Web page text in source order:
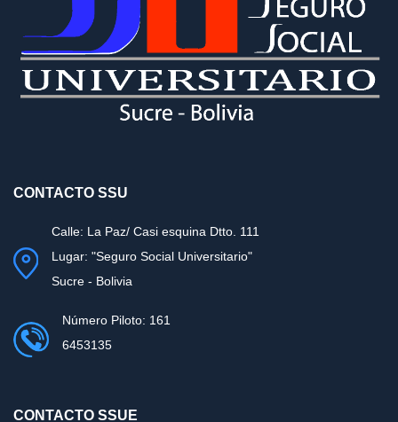
CONTACTO SSU
Calle: La Paz/ Casi esquina Dtto. 111
Lugar: "Seguro Social Universitario"
Sucre - Bolivia
Número Piloto: 161
6453135
CONTACTO SSUE